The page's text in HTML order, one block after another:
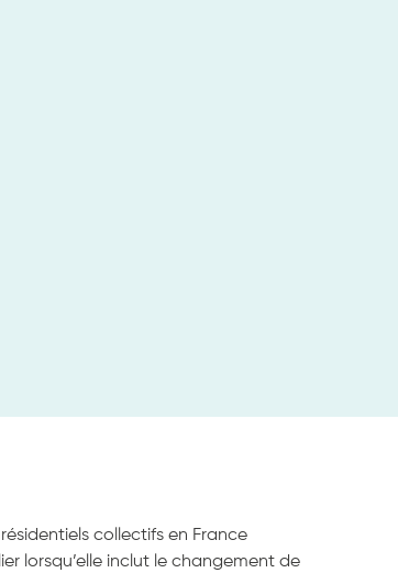
collectifs en France
lorsqu’elle inclut le changement de